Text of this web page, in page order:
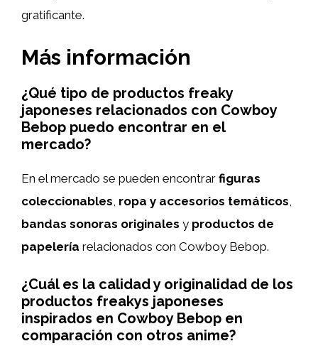
gratificante.
Más información
¿Qué tipo de productos freaky
japoneses relacionados con Cowboy
Bebop puedo encontrar en el
mercado?
En el mercado se pueden encontrar figuras
coleccionables ropa y accesorios temáticos
bandas sonoras originales y productos de
papelería relacionados con Cowboy Bebop.
¿Cuál es la calidad y originalidad de los
productos freakys japoneses
inspirados en Cowboy Bebop en
comparación con otros anime?